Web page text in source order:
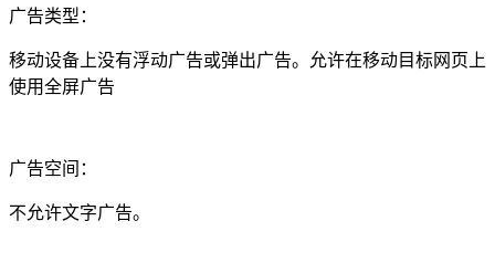
广告类型：
移动设备上没有浮动广告或弹出广告。允许在移动目标网页上
使用全屏广告
广告空间：
不允许文字广告。